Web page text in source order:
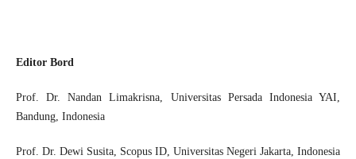
Editor Bord
Prof. Dr. Nandan Limakrisna, Universitas Persada Indonesia YAI,
Bandung, Indonesia
Prof. Dr. Dewi Susita, Scopus ID, Universitas Negeri Jakarta, Indonesia